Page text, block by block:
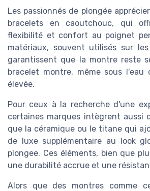
Les passionnés de plongée
bracelets en caoutchouc, qui
flexibilité et confort au poignet
matériaux, souvent utilisés sur
garantissent que la montre reste
bracelet montre, même sous l'eau
élevée.
Pour ceux à la recherche d'une
certaines marques intègrent aussi
que la céramique ou le titane qui
de luxe supplémentaire au look
plongee. Ces éléments, bien que
une durabilité accrue et une
Alors que des montres comme